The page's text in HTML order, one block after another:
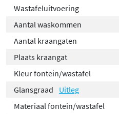
Wastafeluitvoering
Aantal waskommen
Aantal kraangaten
Plaats kraangat
Kleur fontein/wastafel
Glansgraad
Uitleg
Materiaal fontein/wastafel